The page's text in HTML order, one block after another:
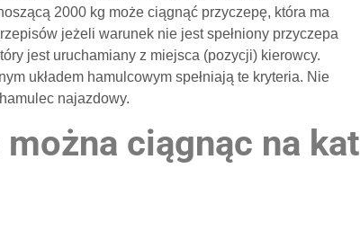
2000 kg może ciągnąć przyczepę, która ma
jeżeli warunek nie jest spełniony przyczepa
jest uruchamiany z miejsca (pozycji) kierowcy.
układem hamulcowym spełniają te kryteria. Nie
najazdowy.
ciągnąc na kat